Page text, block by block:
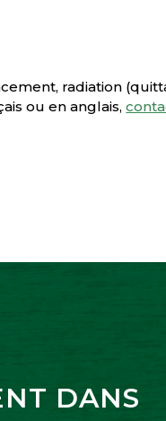
radiation
ou en anglais,
DANS